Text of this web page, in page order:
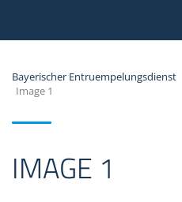
Bayerischer Entruempelungsdienst
Image 1
IMAGE 1